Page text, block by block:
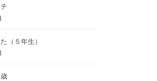
（５年生）